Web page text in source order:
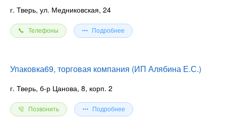
г. Тверь, ул. Медниковская, 24
Телефоны Подробнее
Упаковка69, торговая компания (ИП Алябина Е.С.)
г. Тверь, б-р Цанова, 8, корп. 2
Позвонить Подробнее